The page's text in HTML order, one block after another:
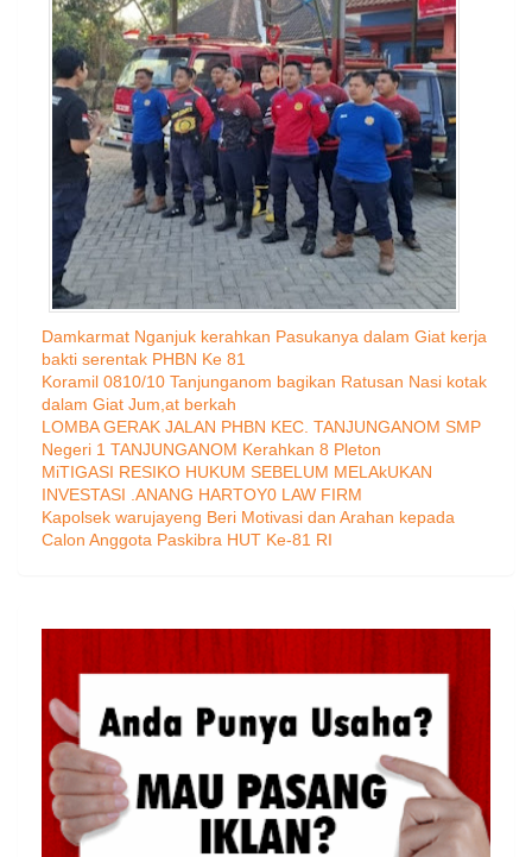
Damkarmat Nganjuk kerahkan Pasukanya dalam Giat kerja
bakti serentak PHBN Ke 81
Koramil 0810/10 Tanjunganom bagikan Ratusan Nasi kotak
dalam Giat Jum,at berkah
LOMBA GERAK JALAN PHBN KEC. TANJUNGANOM SMP
Negeri 1 TANJUNGANOM Kerahkan 8 Pleton
MiTIGASI RESIKO HUKUM SEBELUM MELAkUKAN
INVESTASI .ANANG HARTOY0 LAW FIRM
Kapolsek warujayeng Beri Motivasi dan Arahan kepada
Calon Anggota Paskibra HUT Ke-81 RI